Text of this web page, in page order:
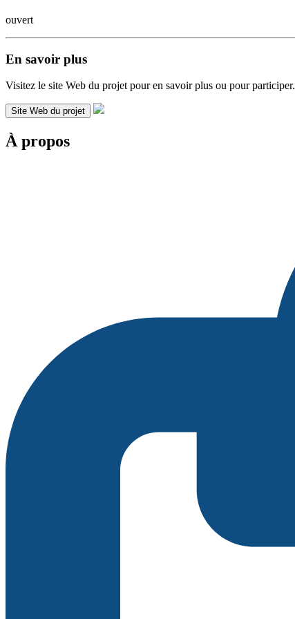
ouvert
En savoir plus
Visitez le site Web du projet pour en savoir plus ou pour participer.
Site Web du projet
À propos